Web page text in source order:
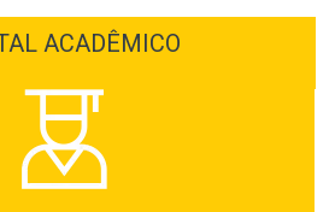
ACADÊMICO